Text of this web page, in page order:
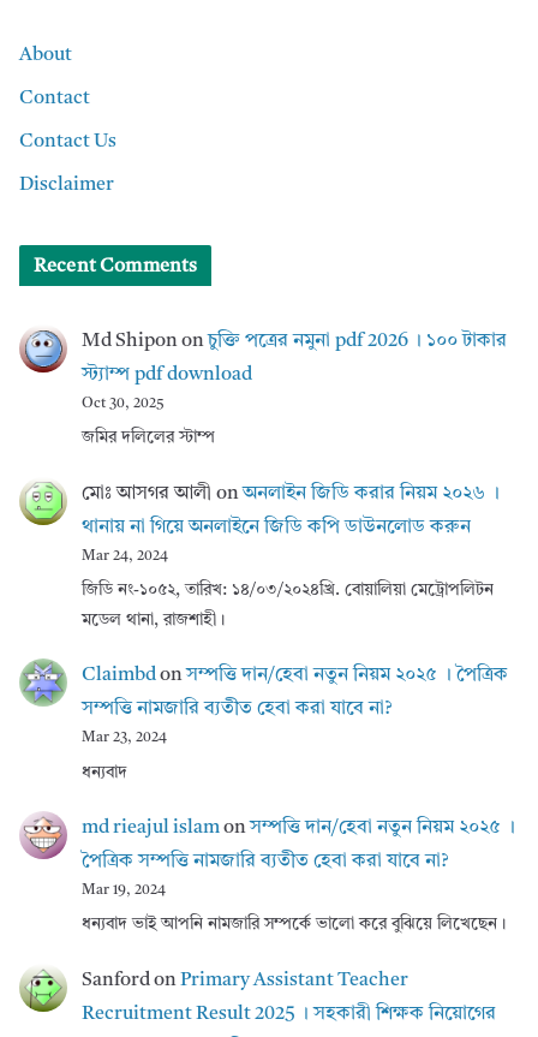
About
Contact
Contact Us
Disclaimer
Recent Comments
Md Shipononচুক্তি পত্রের নমুনা pdf 2026 । ১০০ টাকার
স্ট্যাম্প pdf download
Oct 30, 2025
জমির দলিলের স্টাম্প
মোঃ আসগর আলী onঅনলাইন জিডি করার নিয়ম ২০২৬ ।
থানায় না গিয়ে অনলাইনে জিডি কপি ডাউনলোড করুন
Mar 24, 2024
জিডি নং-১০৫২, তারিখ: ১৪/০৩/২০২৪খ্রি. বোয়ালিয়া মেট্রোপলিটন
মডেল থানা, রাজশাহী।
Claimbdonসম্পত্তি দান/হেবা নতুন নিয়ম ২০২৫ । পৈত্রিক
সম্পত্তি নামজারি ব্যতীত হেবা করা যাবে না?
Mar 23, 2024
ধন্যবাদ
md rieajul islamonসম্পত্তি দান/হেবা নতুন নিয়ম ২০২৫ ।
পৈত্রিক সম্পত্তি নামজারি ব্যতীত হেবা করা যাবে না?
Mar 19, 2024
ধন্যবাদ ভাই আপনি নামজারি সম্পর্কে ভালো করে বুঝিয়ে লিখেছেন।
SanfordonPrimary Assistant Teacher
Recruitment Result 2025 । সহকারী শিক্ষক নিয়োগের